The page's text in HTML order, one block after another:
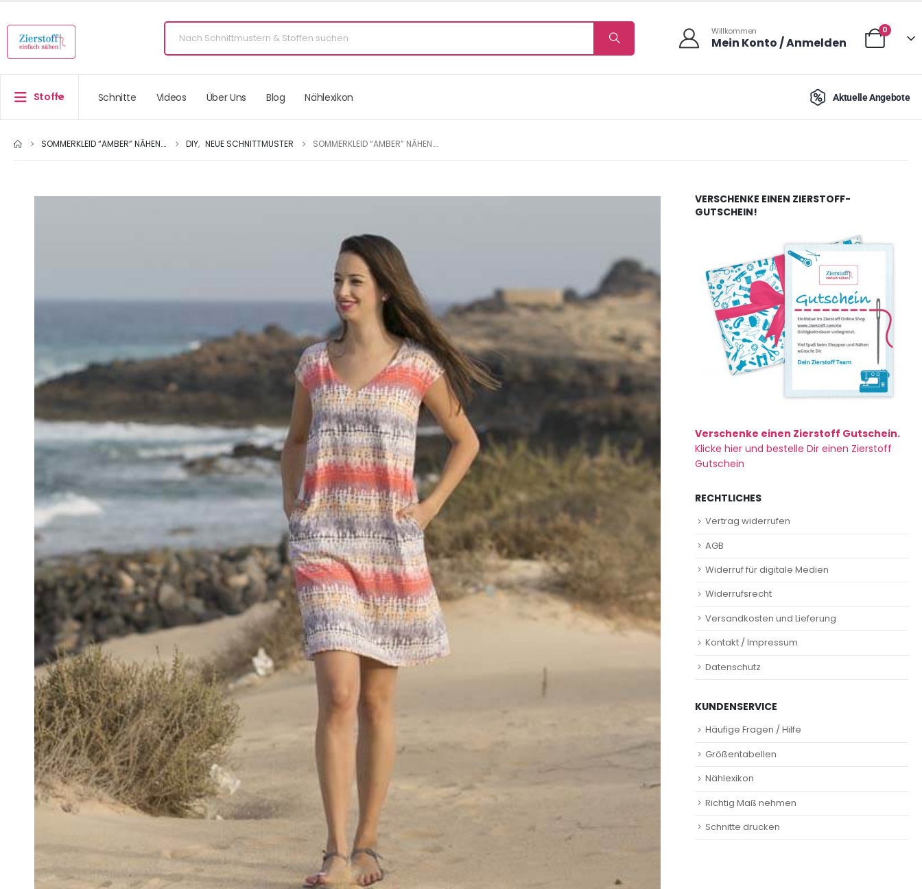
Willkommen
Mein Konto / Anmelden
0
Stoffe Schnitte Videos Über Uns Blog Nählexikon Aktuelle Angebote
SOMMERKLEID “AMBER” NÄHEN…. DIY, NEUE SCHNITTMUSTER SOMMERKLEID “AMBER” NÄHEN….
VERSCHENKE EINEN ZIERSTOFF-
GUTSCHEIN!
Verschenke einen Zierstoff Gutschein.
Klicke hier und bestelle Dir einen Zierstoff
Gutschein
RECHTLICHES
Vertrag widerrufen
AGB
Widerruf für digitale Medien
Widerrufsrecht
Versandkosten und Lieferung
Kontakt / Impressum
Datenschutz
KUNDENSERVICE
Häufige Fragen / Hilfe
Größentabellen
Nählexikon
Richtig Maß nehmen
Schnitte drucken